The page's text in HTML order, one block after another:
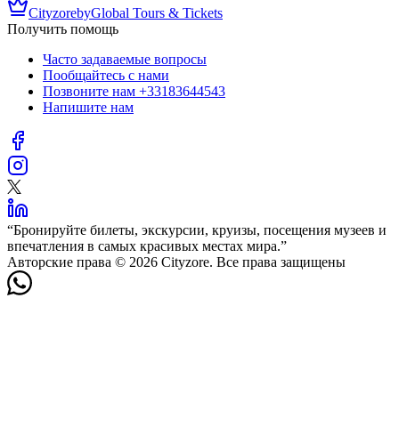
CityzorebyGlobal Tours & Tickets
Получить помощь
Часто задаваемые вопросы
Пообщайтесь с нами
Позвоните нам +33183644543
Напишите нам
“Бронируйте билеты, экскурсии, круизы, посещения музеев и
впечатления в самых красивых местах мира.”
Авторские права © 2026 Cityzore. Все права защищены